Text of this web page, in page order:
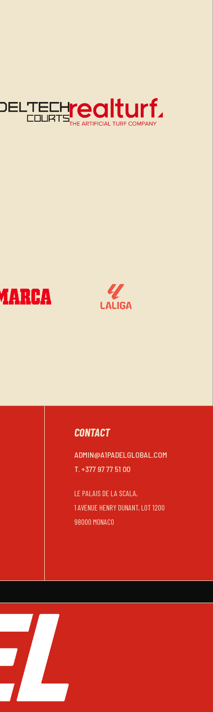
CONTACT
ADMIN@A1PADELGLOBAL.COM
T. +377 97 77 51 00
LE PALAIS DE LA SCALA,
1 AVENUE HENRY DUNANT, LOT 1200
98000 MONACO